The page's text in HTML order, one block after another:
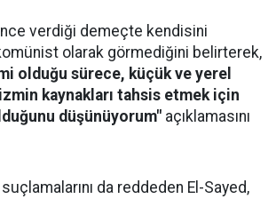
verdiği demeçte kendisini
olarak görmediğini belirterek,
olduğu sürece, küçük ve yerel
kaynakları tahsis etmek için
düşünüyorum" açıklamasını
suçlamalarını da reddeden El-Sayed,